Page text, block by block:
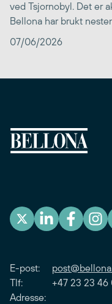
ved Tsjornobyl. Det er
Bellona har brukt
07/06/2026
E-post:
Tlf: +47 23 23 46
Adresse: